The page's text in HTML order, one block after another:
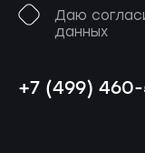
Даю
данных
+7 (499)